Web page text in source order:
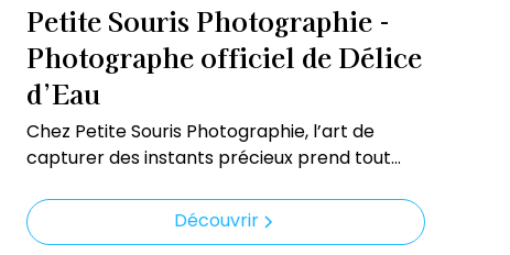
Petite Souris Photographie -
Photographe officiel de Délice
d’Eau
Chez Petite Souris Photographie, l’art de
capturer des instants précieux prend tout
Délice d’Eau, Petite Souris Photographie met
son talent et son regard artistique au service
Découvrir